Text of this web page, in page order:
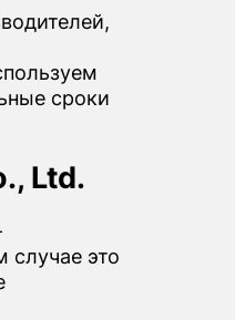
сроки
Ltd.
случае это